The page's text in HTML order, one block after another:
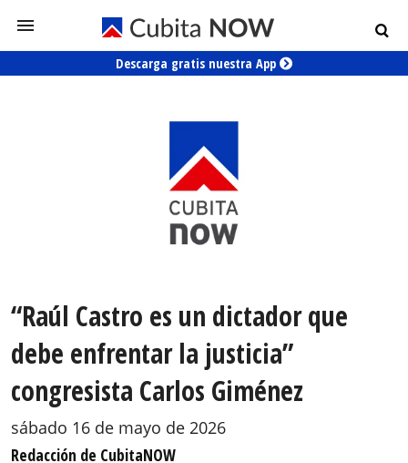
Descarga gratis nuestra App
“Raúl Castro es un dictador que
debe enfrentar la justicia”
congresista Carlos Giménez
sábado 16 de mayo de 2026
Redacción de CubitaNOW